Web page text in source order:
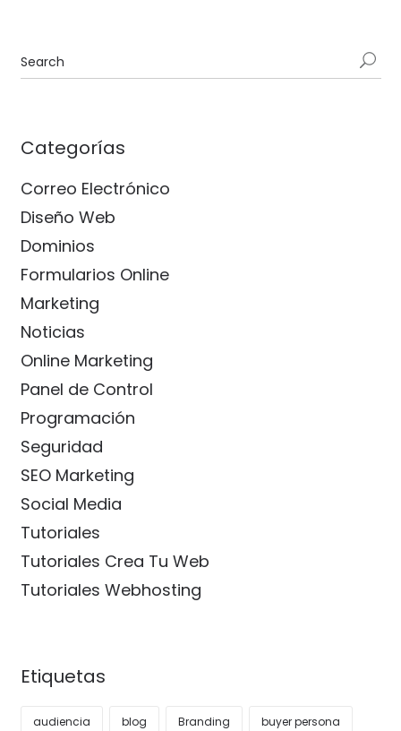
Categorías
Correo Electrónico
Diseño Web
Dominios
Formularios Online
Marketing
Noticias
Online Marketing
Panel de Control
Programación
Seguridad
SEO Marketing
Social Media
Tutoriales
Tutoriales Crea Tu Web
Tutoriales Webhosting
Etiquetas
audiencia blog Branding buyer persona